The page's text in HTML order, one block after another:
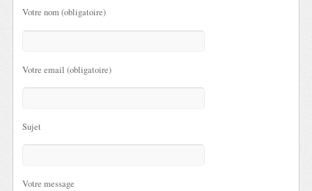
Votre nom (obligatoire)
Votre email (obligatoire)
Sujet
Votre message